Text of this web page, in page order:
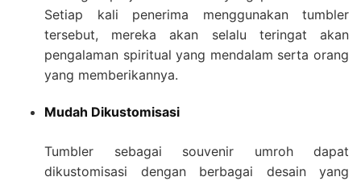
Setiap kali penerima menggunakan tumbler
tersebut, mereka akan selalu teringat akan
pengalaman spiritual yang mendalam serta orang
yang memberikannya.
Mudah Dikustomisasi
Tumbler sebagai souvenir umroh dapat
dikustomisasi dengan berbagai desain yang